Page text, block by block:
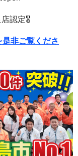
認定🎖
非ご覧くださ